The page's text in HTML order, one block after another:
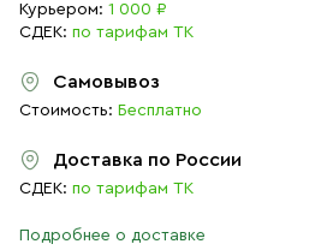
Курьером: 1 000 ₽
СДЕК: по тарифам ТК
Самовывоз
Стоимость: Бесплатно
Доставка по России
СДЕК: по тарифам ТК
Подробнее о доставке